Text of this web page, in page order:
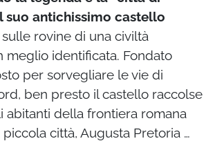
suo antichissimo castello
rovine di una civiltà
meglio identificata. Fondato
per sorvegliare le vie di
ben presto il castello raccolse
abitanti della frontiera romana
città, Augusta Pretoria …